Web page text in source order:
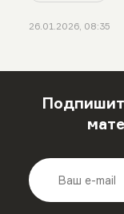
26.01.2026, 08:35